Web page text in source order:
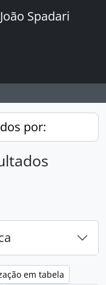
Spadari
por:
em tabela